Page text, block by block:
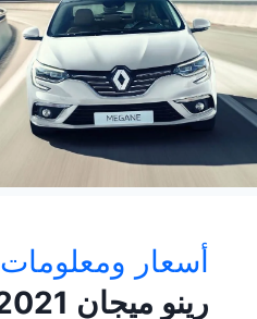
أسعار ومعلومات